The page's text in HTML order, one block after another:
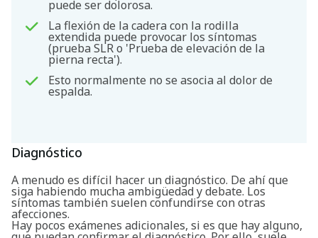
Buscar
puede ser dolorosa.
La flexión de la cadera con la rodilla
extendida puede provocar los síntomas
(prueba SLR o 'Prueba de elevación de la
pierna recta').
Esto normalmente no se asocia al dolor de
espalda.
Diagnóstico
A menudo es difícil hacer un diagnóstico. De ahí que
siga habiendo mucha ambigüedad y debate. Los
síntomas también suelen confundirse con otras
afecciones.
Hay pocos exámenes adicionales, si es que hay alguno,